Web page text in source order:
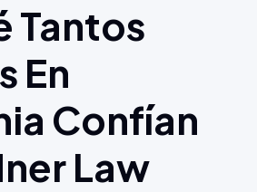
Tantos
En
Confían
Law